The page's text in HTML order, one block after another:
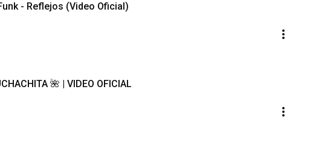
- Reflejos (Video Oficial)
🌺 | VIDEO OFICIAL